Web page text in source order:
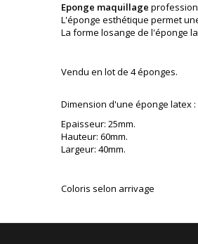
Eponge maquillage
L'éponge esthétique permet
La forme losange de l'éponge
Vendu en lot de 4 éponges.
Dimension d'une éponge latex :
Epaisseur: 25mm.
Hauteur: 60mm.
Largeur: 40mm.
Coloris selon arrivage